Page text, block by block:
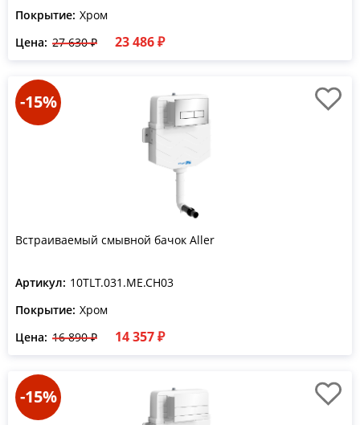
Покрытие: Хром
Цена: 27 630 ₽ 23 486 ₽
-15%
Встраиваемый смывной бачок Aller
Артикул: 10TLT.031.ME.CH03
Покрытие: Хром
Цена: 16 890 ₽ 14 357 ₽
-15%